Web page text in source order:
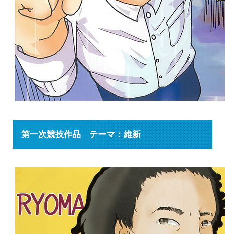
第一次競技作品 テーマ：維新